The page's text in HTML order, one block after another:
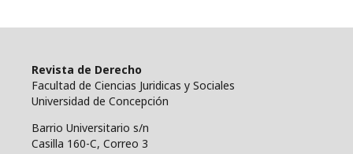
Revista de Derecho
Facultad de Ciencias Juridicas y Sociales
Universidad de Concepción
Barrio Universitario s/n
Casilla 160-C, Correo 3